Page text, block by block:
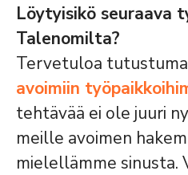
Löytyisikö seuraava
Talenomilta?
Tervetuloa
avoimiin
tehtävää ei ole juuri
meille avoimen
mielellämme sinusta.